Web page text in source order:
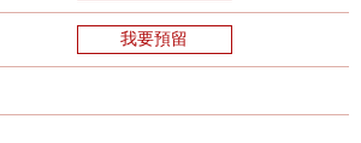
我要預留